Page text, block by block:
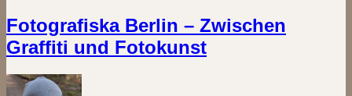
–
Alle
Wanderpässe
und
wo
du
Fotografiska Berlin – Zwischen
Graffiti und Fotokunst